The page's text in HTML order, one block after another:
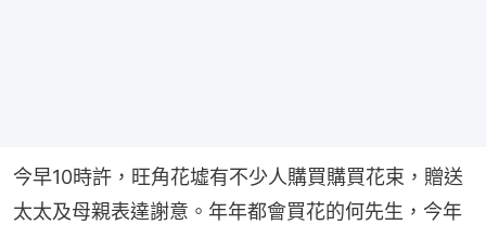
今早10時許，旺角花墟有不少人購買購買花束，贈送
太太及母親表達謝意。年年都會買花的何先生，今年